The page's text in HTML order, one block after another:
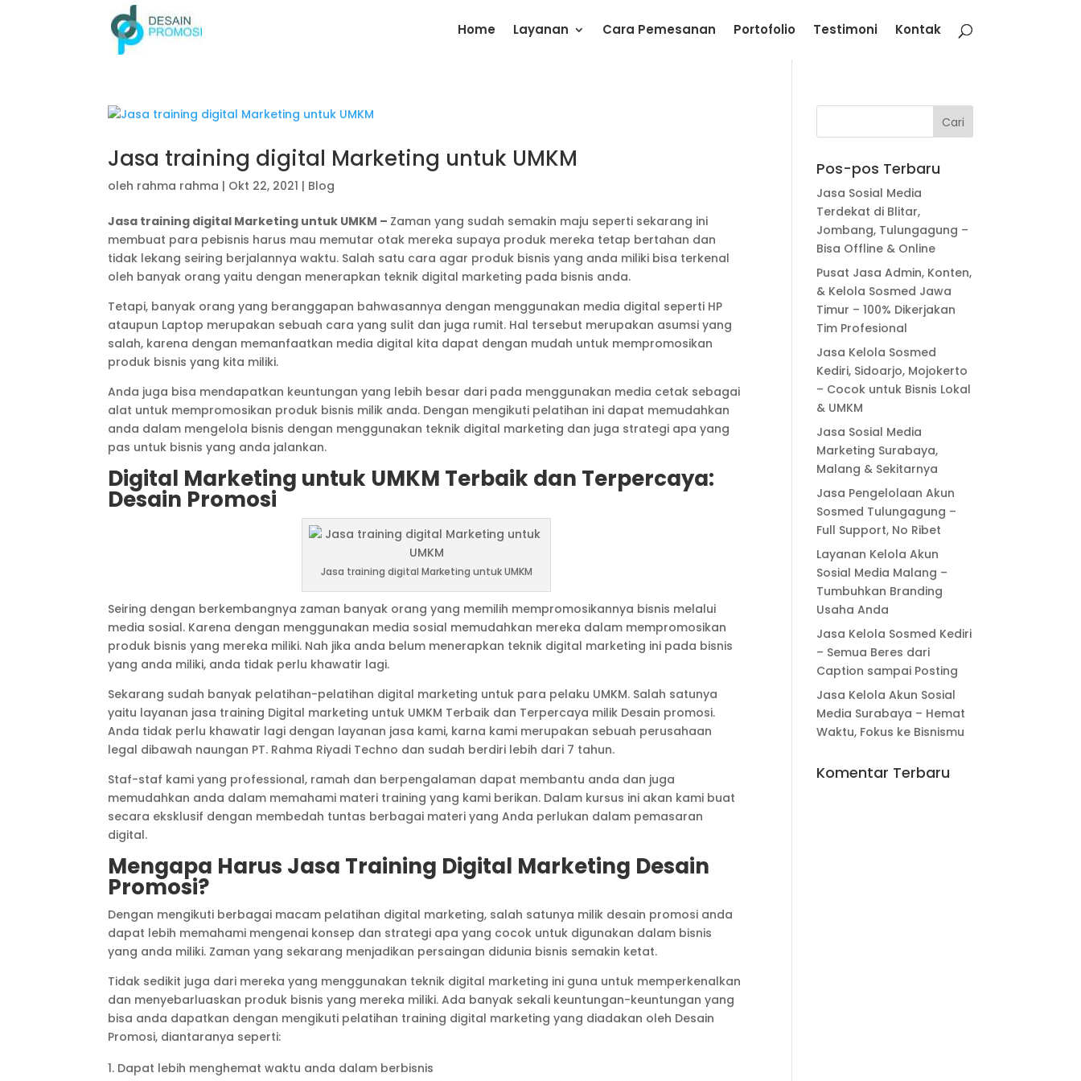
Home Layanan Cara Pemesanan Portofolio Testimoni Kontak
Jasa training digital Marketing untuk UMKM
oleh rahma rahma | Okt 22, 2021 | Blog
Jasa training digital Marketing untuk UMKM – Zaman yang sudah semakin maju seperti sekarang ini
membuat para pebisnis harus mau memutar otak mereka supaya produk mereka tetap bertahan dan
tidak lekang seiring berjalannya waktu. Salah satu cara agar produk bisnis yang anda miliki bisa terkenal
oleh banyak orang yaitu dengan menerapkan teknik digital marketing pada bisnis anda.
Tetapi, banyak orang yang beranggapan bahwasannya dengan menggunakan media digital seperti HP
ataupun Laptop merupakan sebuah cara yang sulit dan juga rumit. Hal tersebut merupakan asumsi yang
salah, karena dengan memanfaatkan media digital kita dapat dengan mudah untuk mempromosikan
produk bisnis yang kita miliki.
Anda juga bisa mendapatkan keuntungan yang lebih besar dari pada menggunakan media cetak sebagai
alat untuk mempromosikan produk bisnis milik anda. Dengan mengikuti pelatihan ini dapat memudahkan
anda dalam mengelola bisnis dengan menggunakan teknik digital marketing dan juga strategi apa yang
pas untuk bisnis yang anda jalankan.
Digital Marketing untuk UMKM Terbaik dan Terpercaya:
Desain Promosi
Jasa training digital Marketing untuk UMKM
Seiring dengan berkembangnya zaman banyak orang yang memilih mempromosikannya bisnis melalui
media sosial. Karena dengan menggunakan media sosial memudahkan mereka dalam mempromosikan
produk bisnis yang mereka miliki. Nah jika anda belum menerapkan teknik digital marketing ini pada bisnis
yang anda miliki, anda tidak perlu khawatir lagi.
Sekarang sudah banyak pelatihan-pelatihan digital marketing untuk para pelaku UMKM. Salah satunya
yaitu layanan jasa training Digital marketing untuk UMKM Terbaik dan Terpercaya milik Desain promosi.
Anda tidak perlu khawatir lagi dengan layanan jasa kami, karna kami merupakan sebuah perusahaan
legal dibawah naungan PT. Rahma Riyadi Techno dan sudah berdiri lebih dari 7 tahun.
Staf-staf kami yang professional, ramah dan berpengalaman dapat membantu anda dan juga
memudahkan anda dalam memahami materi training yang kami berikan. Dalam kursus ini akan kami buat
secara eksklusif dengan membedah tuntas berbagai materi yang Anda perlukan dalam pemasaran
digital.
Mengapa Harus Jasa Training Digital Marketing Desain
Promosi?
Dengan mengikuti berbagai macam pelatihan digital marketing, salah satunya milik desain promosi anda
dapat lebih memahami mengenai konsep dan strategi apa yang cocok untuk digunakan dalam bisnis
yang anda miliki. Zaman yang sekarang menjadikan persaingan didunia bisnis semakin ketat.
Tidak sedikit juga dari mereka yang menggunakan teknik digital marketing ini guna untuk memperkenalkan
dan menyebarluaskan produk bisnis yang mereka miliki. Ada banyak sekali keuntungan-keuntungan yang
bisa anda dapatkan dengan mengikuti pelatihan training digital marketing yang diadakan oleh Desain
Promosi, diantaranya seperti:
Dapat lebih menghemat waktu anda dalam berbisnis
Pos-pos Terbaru
Jasa Sosial Media
Terdekat di Blitar,
Jombang, Tulungagung –
Bisa Offline & Online
Pusat Jasa Admin, Konten,
& Kelola Sosmed Jawa
Timur – 100% Dikerjakan
Tim Profesional
Jasa Kelola Sosmed
Kediri, Sidoarjo, Mojokerto
– Cocok untuk Bisnis Lokal
& UMKM
Jasa Sosial Media
Marketing Surabaya,
Malang & Sekitarnya
Jasa Pengelolaan Akun
Sosmed Tulungagung –
Full Support, No Ribet
Layanan Kelola Akun
Sosial Media Malang –
Tumbuhkan Branding
Usaha Anda
Jasa Kelola Sosmed Kediri
– Semua Beres dari
Caption sampai Posting
Jasa Kelola Akun Sosial
Media Surabaya – Hemat
Waktu, Fokus ke Bisnismu
Komentar Terbaru